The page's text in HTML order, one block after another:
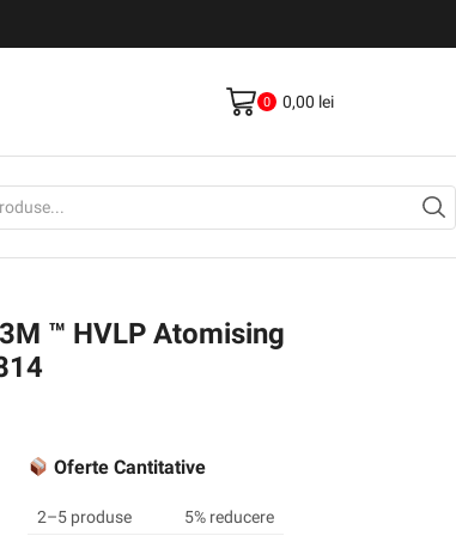
0 0,00 lei
™ HVLP Atomising
Oferte Cantitative
2–5 produse
5% reducere